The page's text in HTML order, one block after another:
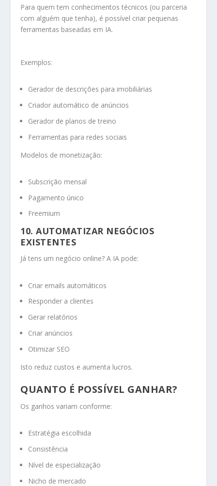
Para quem tem conhecimentos técnicos (ou parceria
com alguém que tenha), é possível criar pequenas
ferramentas baseadas em IA.
Exemplos:
Gerador de descrições para imobiliárias
Criador automático de anúncios
Gerador de planos de treino
Ferramentas para redes sociais
Modelos de monetização:
Subscrição mensal
Pagamento único
Freemium
10. AUTOMATIZAR NEGÓCIOS
EXISTENTES
Já tens um negócio online? A IA pode:
Criar emails automáticos
Responder a clientes
Gerar relatórios
Criar anúncios
Otimizar SEO
Isto reduz custos e aumenta lucros.
QUANTO É POSSÍVEL GANHAR?
Os ganhos variam conforme:
Estratégia escolhida
Consistência
Nível de especialização
Nicho de mercado